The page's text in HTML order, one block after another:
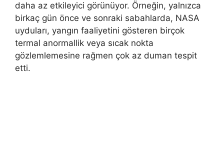
daha az etkileyici görünüyor. Örneğin, yalnızca
birkaç gün önce ve sonraki sabahlarda, NASA
uyduları, yangın faaliyetini gösteren birçok
termal anormallik veya sıcak nokta
gözlemlemesine rağmen çok az duman tespit
etti.